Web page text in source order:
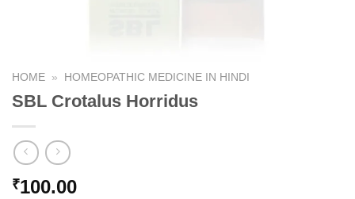
HOME » HOMEOPATHIC MEDICINE IN HINDI
SBL Crotalus Horridus
₹100.00